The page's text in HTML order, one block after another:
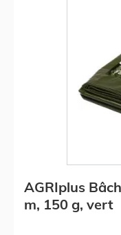
AGRIplus
m, 150 g, vert